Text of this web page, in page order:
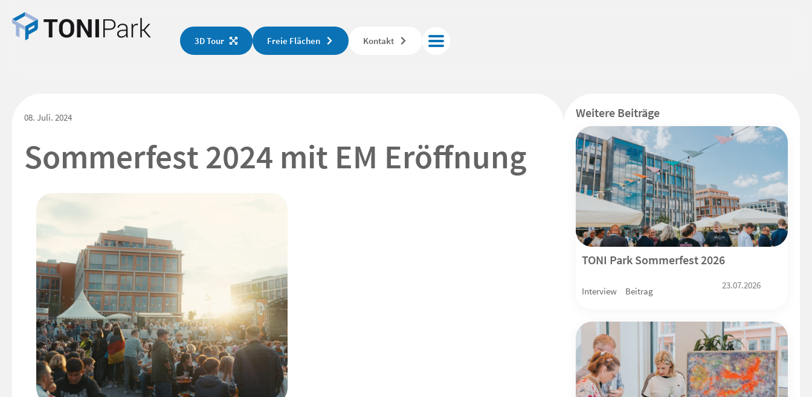
3D Tour Freie Flächen Kontakt
08. Juli. 2024
Sommerfest 2024 mit EM Eröffnung
Weitere Beiträge
TONI Park Sommerfest 2026
Interview Beitrag
23.07.2026